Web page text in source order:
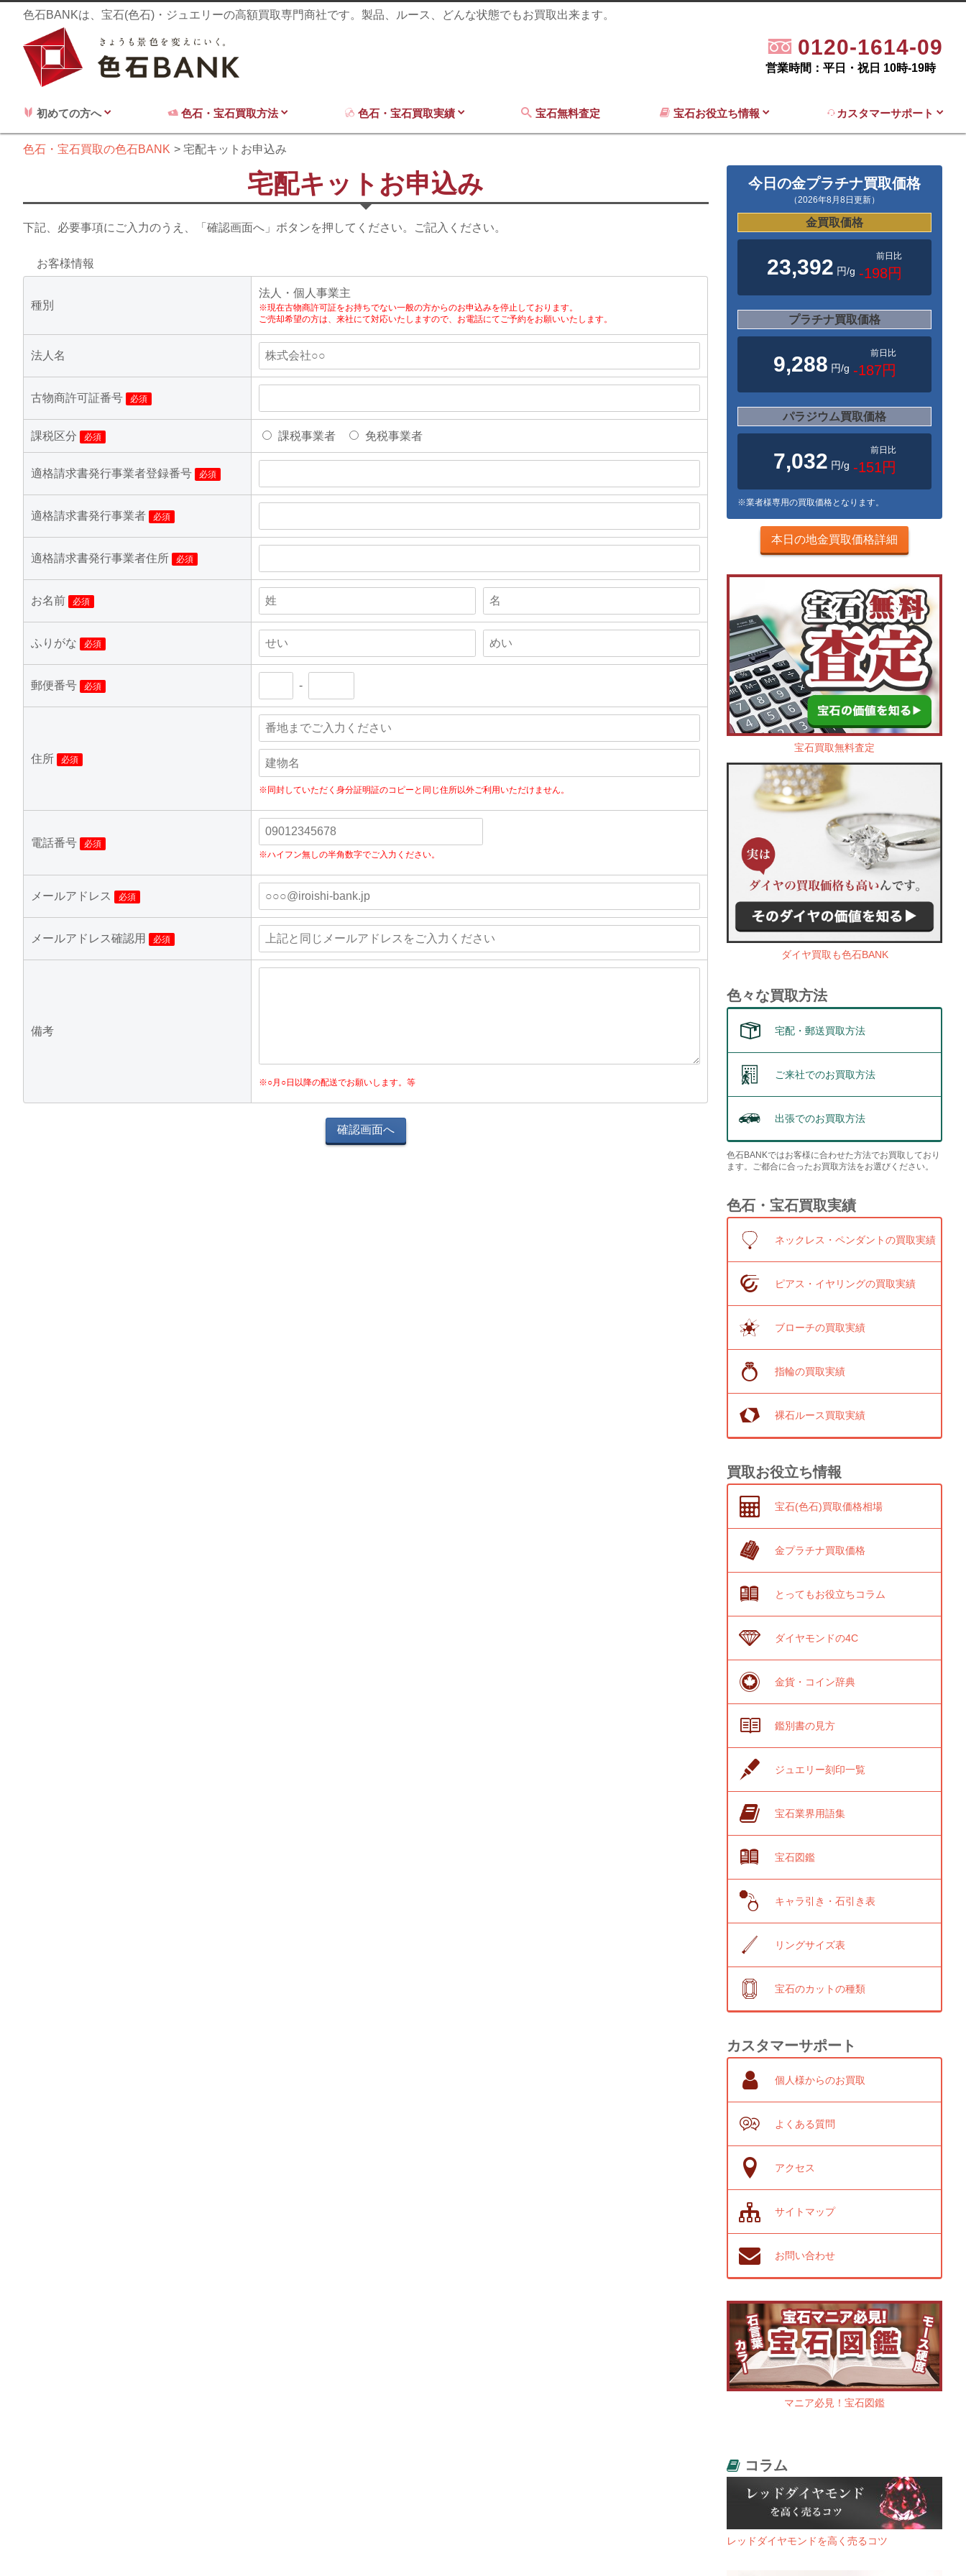
色石BANKは、宝石(色石)・ジュエリーの高額買取専門商社です。製品、ルース、どんな状態でもお買取出来ます。
0120-1614-09
営業時間：平日・祝日 10時-19時
初めての方へ 色石・宝石買取方法 色石・宝石買取実績 宝石無料査定 宝石お役立ち情報 カスタマーサポート
色石・宝石買取の色石BANK 宅配キットお申込み
宅配キットお申込み
下記、必要事項にご入力のうえ、「確認画面へ」ボタンを押してください。ご記入ください。
お客様情報
種別
法人・個人事業主
※現在古物商許可証をお持ちでない一般の方からのお申込みを停止しております。
ご売却希望の方は、来社にて対応いたしますので、お電話にてご予約をお願いいたします。
法人名
古物商許可証番号 必須
課税区分 必須 課税事業者 免税事業者
適格請求書発行事業者登録番号 必須
適格請求書発行事業者 必須
適格請求書発行事業者住所 必須
お名前 必須
ふりがな 必須
郵便番号 必須 -
住所 必須
※同封していただく身分証明証のコピーと同じ住所以外ご利用いただけません。
電話番号
必須
※ハイフン無しの半角数字でご入力ください。
メールアドレス 必須
メールアドレス確認用 必須
備考
※○月○日以降の配送でお願いします。等
今日の金プラチナ買取価格
（2026年8月8日更新）
金買取価格
23,392 円/g
前日比
-198円
プラチナ買取価格
9,288 円/g
前日比
-187円
パラジウム買取価格
7,032 円/g
前日比
-151円
※業者様専用の買取価格となります。
本日の地金買取価格詳細
宝石買取無料査定
ダイヤ買取も色石BANK
色々な買取方法
宅配・郵送買取方法
ご来社でのお買取方法
出張でのお買取方法
色石BANKではお客様に合わせた方法でお買取しており
ます。ご都合に合ったお買取方法をお選びください。
色石・宝石買取実績
ネックレス・ペンダントの買取実績
ピアス・イヤリングの買取実績
ブローチの買取実績
指輪の買取実績
裸石ルース買取実績
買取お役立ち情報
宝石(色石)買取価格相場
金プラチナ買取価格
とってもお役立ちコラム
ダイヤモンドの4C
金貨・コイン辞典
鑑別書の見方
ジュエリー刻印一覧
宝石業界用語集
宝石図鑑
キャラ引き・石引き表
リングサイズ表
宝石のカットの種類
カスタマーサポート
個人様からのお買取
よくある質問
アクセス
サイトマップ
お問い合わせ
マニア必見！宝石図鑑
コラム
レッドダイヤモンドを高く売るコツ